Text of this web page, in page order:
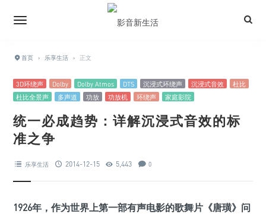
首页 › 乐享生活 › 正文
3D环绕声 Dolby Dolby Atmos DTS 沉浸式环绕声 沉浸式音效
杜比
杜比全景声
多声道 功放 功放机 环绕声 家庭影院
统一必成趋势：详解沉浸式音效的标
准之争
乐享生活 2014-12-15 5,443 0
1926年，作为世界上第一部有声电影的歌舞片《唐璜》问